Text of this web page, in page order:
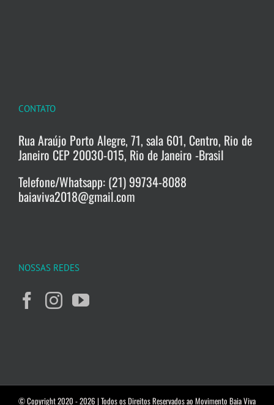
CONTATO
Rua Araújo Porto Alegre, 71, sala 601, Centro, Rio de
Janeiro CEP 20030-015, Rio de Janeiro -Brasil
Telefone/Whatsapp: (21) 99734-8088
baiaviva2018@gmail.com
NOSSAS REDES
© Copyright 2020 -2026 | Todos os Direitos Reservados ao Movimento Baia Viva